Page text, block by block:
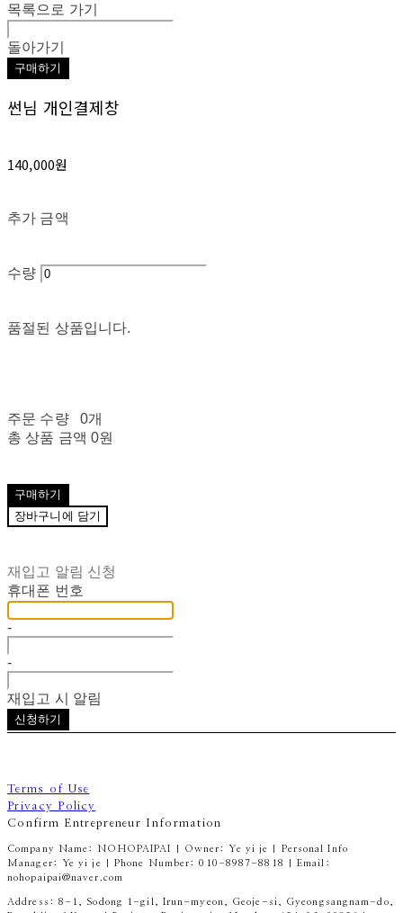
목록으로 가기
돌아가기
구매하기
썬님 개인결제창
140,000원
추가 금액
수량
품절된 상품입니다.
주문 수량
0개
총 상품 금액 0원
구매하기
장바구니에 담기
재입고 알림 신청
휴대폰 번호
-
-
재입고 시 알림
신청하기
Terms of Use
Privacy Policy
Confirm Entrepreneur Information
Company Name: NOHOPAIPAI | Owner: Ye yi je | Personal Info
Manager: Ye yi je | Phone Number: 010-8987-8818 | Email:
nohopaipai@naver.com
Address: 8-1, Sodong 1-gil, Irun-myeon, Geoje-si, Gyeongsangnam-do,